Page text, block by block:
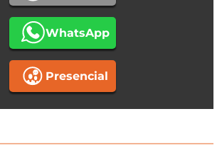
WhatsApp
Presencial